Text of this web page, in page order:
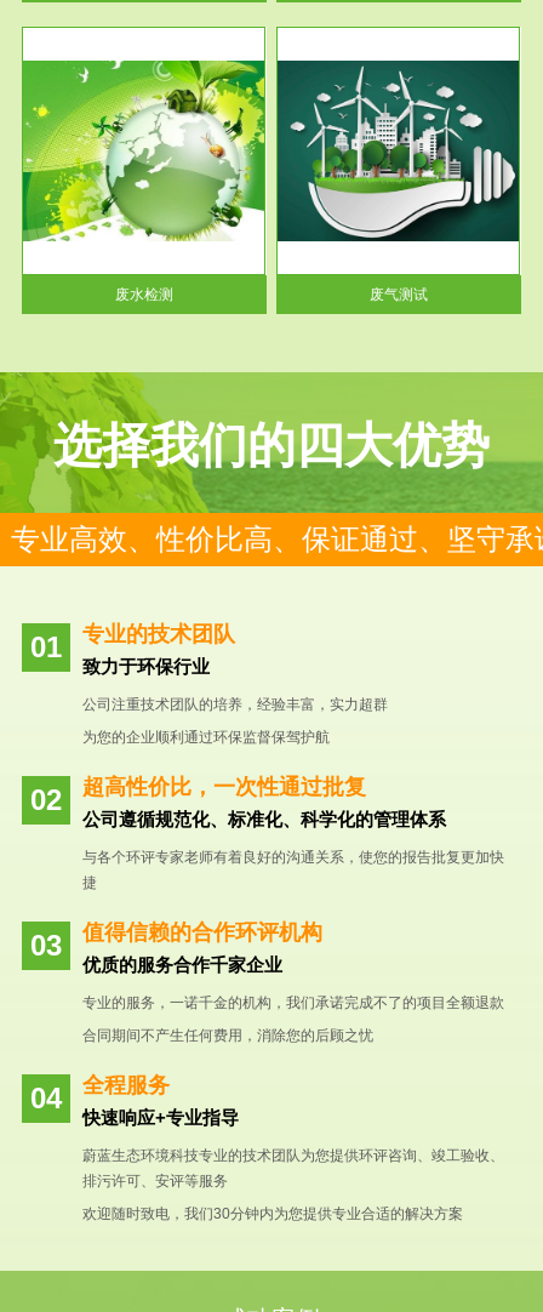
废水检测
服务范围
废气测试
检测范围工业废气检测包括有机
废气和无机废气。有机废气主要
包括...
废气测试
选择我们的四大优势
专业高效、性价比高、保证通过、坚守承
专业的技术团队
致力于环保行业
公司注重技术团队的培养，经验丰富，实力超群
为您的企业顺利通过环保监督保驾护航
超高性价比，一次性通过批复
公司遵循规范化、标准化、科学化的管理体系
与各个环评专家老师有着良好的沟通关系，使您的报告批复更加快
捷
值得信赖的合作环评机构
优质的服务合作千家企业
专业的服务，一诺千金的机构，我们承诺完成不了的项目全额退款
合同期间不产生任何费用，消除您的后顾之忧
全程服务
快速响应+专业指导
蔚蓝生态环境科技专业的技术团队为您提供环评咨询、竣工验收、
排污许可、安评等服务
欢迎随时致电，我们30分钟内为您提供专业合适的解决方案